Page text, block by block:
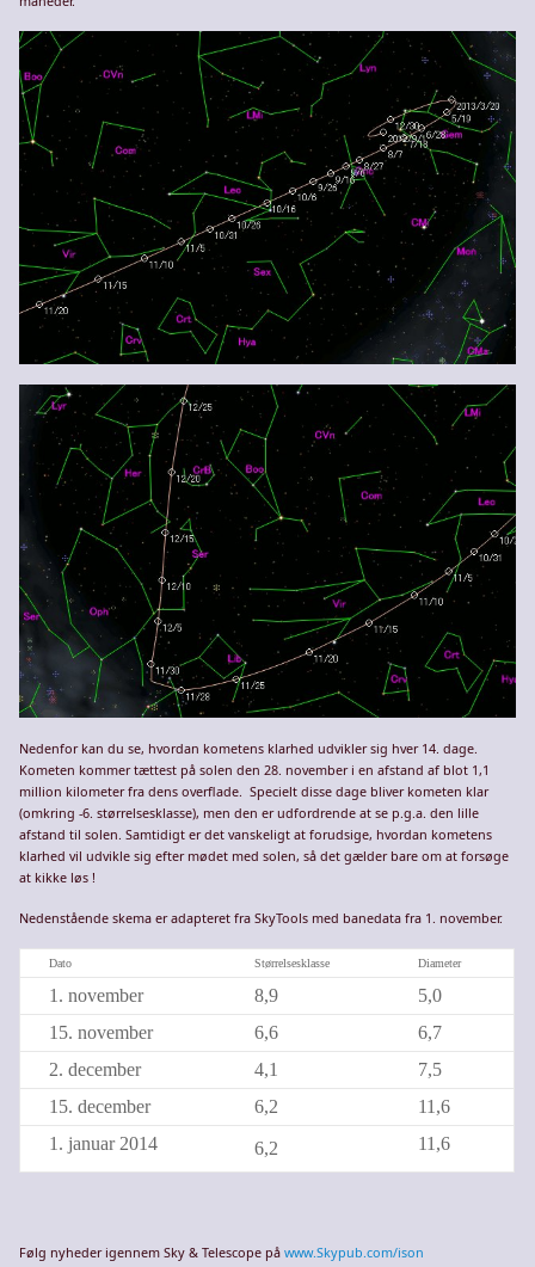
Nedenfor kan du se, hvordan kometens klarhed udvikler sig hver 14. dage.
Kometen kommer tættest på solen den 28. november i en afstand af blot 1,1
million kilometer fra dens overflade. Specielt disse dage bliver kometen klar
(omkring -6. størrelsesklasse), men den er udfordrende at se p.g.a. den lille
afstand til solen. Samtidigt er det vanskeligt at forudsige, hvordan kometens
klarhed vil udvikle sig efter mødet med solen, så det gælder bare om at forsøge
at kikke løs !
Nedenstående skema er adapteret fra SkyTools med banedata fra 1. november.
Dato Størrelsesklasse Diameter
1. november 8,9
5,0
15. november
6,6
6,7
2. december
4,1
7,5
15. december
6,2
11,6
1. januar 2014
6,2 11,6
Følg nyheder igennem Sky & Telescope påwww.Skypub.com/ison